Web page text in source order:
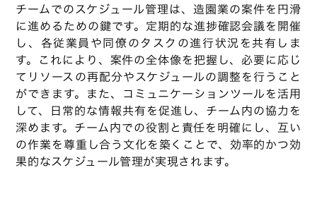
チームでのスケジュール管理は、造園業の案件を円滑
に進めるための鍵です。定期的な進捗確認会議を開催
し、各従業員や同僚のタスクの進行状況を共有しま
す。これにより、案件の全体像を把握し、必要に応じ
てリソースの再配分やスケジュールの調整を行うこと
ができます。また、コミュニケーションツールを活用
して、日常的な情報共有を促進し、チーム内の協力を
深めます。チーム内での役割と責任を明確にし、互い
の作業を尊重し合う文化を築くことで、効率的かつ効
果的なスケジュール管理が実現されます。